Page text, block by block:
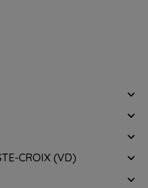



CROIX (VD) 
